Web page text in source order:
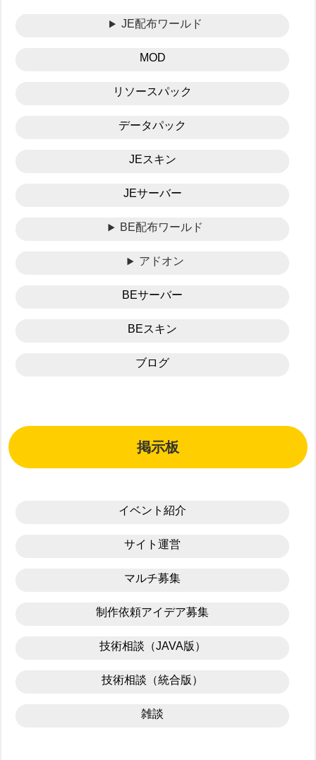
JE配布ワールド
MOD
リソースパック
データパック
JEスキン
JEサーバー
BE配布ワールド
アドオン
BEサーバー
BEスキン
ブログ
掲示板
イベント紹介
サイト運営
マルチ募集
制作依頼アイデア募集
技術相談（JAVA版）
技術相談（統合版）
雑談